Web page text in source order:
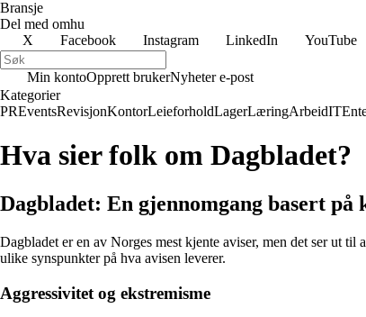
Bransje
Del med omhu
X
Facebook Instagram LinkedIn YouTube
Min kontoOpprett brukerNyheter e-post
Kategorier
PREventsRevisjonKontorLeieforholdLagerLæringArbeidIT
Hva sier folk om Dagbladet?
Dagbladet: En gjennomgang basert på
Dagbladet er en av Norges mest kjente aviser, men det ser ut
ulike synspunkter på hva avisen leverer.
Aggressivitet og ekstremisme